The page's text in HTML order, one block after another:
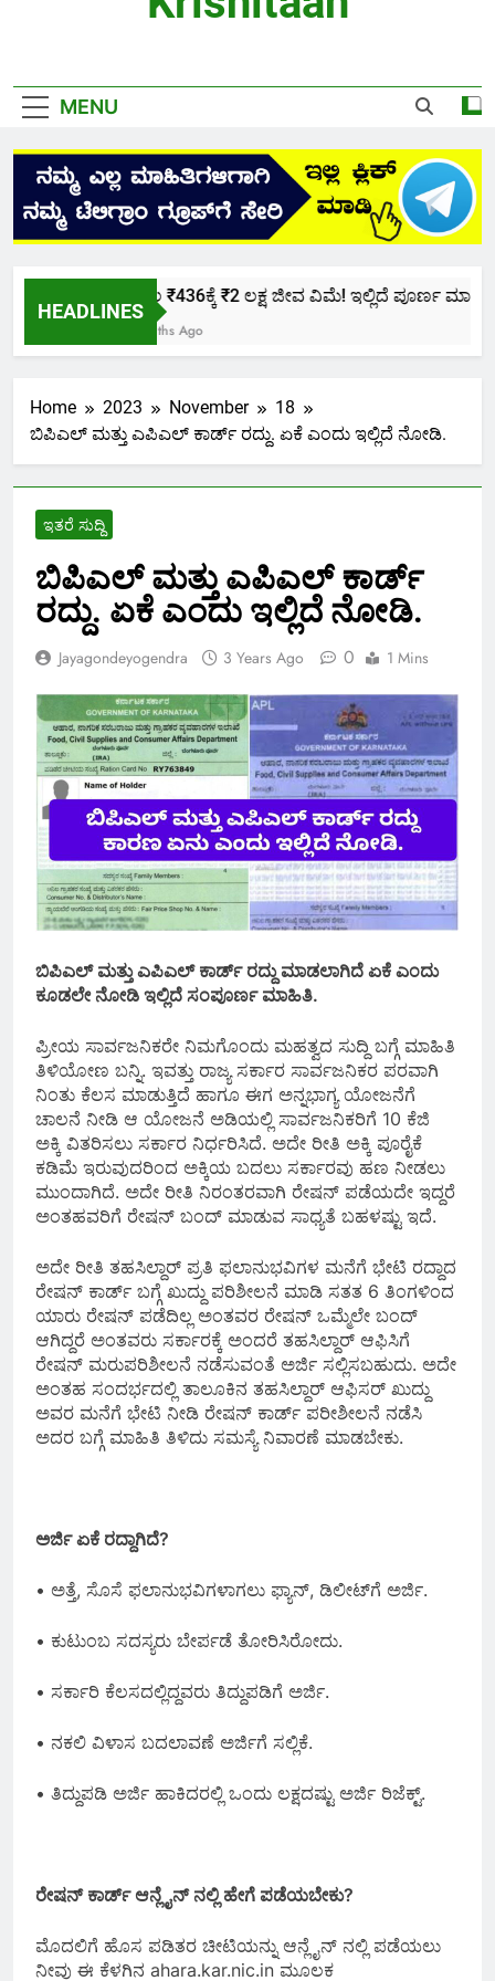
MENU
HEADLINES
ಕೇವಲ ₹436ಕ್ಕೆ ₹2 ಲಕ್ಷ ಜೀವ ವಿಮೆ! ಇಲ್ಲಿದೆ ಪೂರ್ಣ ಮಾಹಿತಿ.
2 Months Ago
Home 2023 November
18
ಬಿಪಿಎಲ್ ಮತ್ತು ಎಪಿಎಲ್ ಕಾರ್ಡ್ ರದ್ದು. ಏಕೆ ಎಂದು ಇಲ್ಲಿದೆ ನೋಡಿ.
ಇತರೆ ಸುದ್ದಿ
ಬಿಪಿಎಲ್ ಮತ್ತು ಎಪಿಎಲ್ ಕಾರ್ಡ್
ರದ್ದು. ಏಕೆ ಎಂದು ಇಲ್ಲಿದೆ ನೋಡಿ.
Jayagondeyogendra 3 Years Ago 0 1 Mins
ಬಿಪಿಎಲ್ ಮತ್ತು ಎಪಿಎಲ್ ಕಾರ್ಡ್ ರದ್ದು ಮಾಡಲಾಗಿದೆ ಏಕೆ ಎಂದು
ಕೂಡಲೇ ನೋಡಿ ಇಲ್ಲಿದೆ ಸಂಪೂರ್ಣ ಮಾಹಿತಿ.
ಪ್ರೀಯ ಸಾರ್ವಜನಿಕರೇ ನಿಮಗೊಂದು ಮಹತ್ವದ ಸುದ್ದಿ ಬಗ್ಗೆ ಮಾಹಿತಿ
ತಿಳಿಯೋಣ ಬನ್ನಿ. ಇವತ್ತು ರಾಜ್ಯ ಸರ್ಕಾರ ಸಾರ್ವಜನಿಕರ ಪರವಾಗಿ
ನಿಂತು ಕೆಲಸ ಮಾಡುತ್ತಿದೆ ಹಾಗೂ ಈಗ ಅನ್ನಭಾಗ್ಯ ಯೋಜನೆಗೆ
ಚಾಲನೆ ನೀಡಿ ಆ ಯೋಜನೆ ಅಡಿಯಲ್ಲಿ ಸಾರ್ವಜನಿಕರಿಗೆ 10 ಕೆಜಿ
ಅಕ್ಕಿ ವಿತರಿಸಲು ಸರ್ಕಾರ ನಿರ್ಧರಿಸಿದೆ. ಅದೇ ರೀತಿ ಅಕ್ಕಿ ಪೂರೈಕೆ
ಕಡಿಮೆ ಇರುವುದರಿಂದ ಅಕ್ಕಿಯ ಬದಲು ಸರ್ಕಾರವು ಹಣ ನೀಡಲು
ಮುಂದಾಗಿದೆ. ಅದೇ ರೀತಿ ನಿರಂತರವಾಗಿ ರೇಷನ್ ಪಡೆಯದೇ ಇದ್ದರೆ
ಅಂತಹವರಿಗೆ ರೇಷನ್ ಬಂದ್ ಮಾಡುವ ಸಾಧ್ಯತೆ ಬಹಳಷ್ಟು ಇದೆ.
ಅದೇ ರೀತಿ ತಹಸಿಲ್ದಾರ್ ಪ್ರತಿ ಫಲಾನುಭವಿಗಳ ಮನೆಗೆ ಭೇಟಿ ರದ್ದಾದ
ರೇಷನ್ ಕಾರ್ಡ್ ಬಗ್ಗೆ ಖುದ್ದು ಪರಿಶೀಲನೆ ಮಾಡಿ ಸತತ 6 ತಿಂಗಳಿಂದ
ಯಾರು ರೇಷನ್ ಪಡೆದಿಲ್ಲ ಅಂತವರ ರೇಷನ್ ಒಮ್ಮೆಲೇ ಬಂದ್
ಆಗಿದ್ದರೆ ಅಂತವರು ಸರ್ಕಾರಕ್ಕೆ ಅಂದರೆ ತಹಸಿಲ್ದಾರ್ ಆಫಿಸಿಗೆ
ರೇಷನ್ ಮರುಪರಿಶೀಲನೆ ನಡೆಸುವಂತೆ ಅರ್ಜಿ ಸಲ್ಲಿಸಬಹುದು. ಅದೇ
ಅಂತಹ ಸಂದರ್ಭದಲ್ಲಿ ತಾಲೂಕಿನ ತಹಸಿಲ್ದಾರ್ ಆಫಿಸರ್ ಖುದ್ದು
ಅವರ ಮನೆಗೆ ಭೇಟಿ ನೀಡಿ ರೇಷನ್ ಕಾರ್ಡ್ ಪರೀಶೀಲನೆ ನಡೆಸಿ
ಅದರ ಬಗ್ಗೆ ಮಾಹಿತಿ ತಿಳಿದು ಸಮಸ್ಯೆ ನಿವಾರಣೆ ಮಾಡಬೇಕು.
ಅರ್ಜಿ ಏಕೆ ರದ್ದಾಗಿದೆ?
• ಅತ್ತೆ, ಸೊಸೆ ಫಲಾನುಭವಿಗಳಾಗಲು ಫ್ಯಾನ್‌, ಡಿಲೀಟ್‌ಗೆ ಅರ್ಜಿ.
• ಕುಟುಂಬ ಸದಸ್ಯರು ಬೇರ್ಪಡೆ ತೋರಿಸಿರೋದು.
• ಸರ್ಕಾರಿ ಕೆಲಸದಲ್ಲಿದ್ದವರು ತಿದ್ದುಪಡಿಗೆ ಅರ್ಜಿ.
• ನಕಲಿ ವಿಳಾಸ ಬದಲಾವಣೆ ಅರ್ಜಿಗೆ ಸಲ್ಲಿಕೆ.
• ತಿದ್ದುಪಡಿ ಅರ್ಜಿ ಹಾಕಿದರಲ್ಲಿ ಒಂದು ಲಕ್ಷದಷ್ಟು ಅರ್ಜಿ ರಿಜೆಕ್ಟ್.
ರೇಷನ್ ಕಾರ್ಡ್ ಆನ್ಲೈನ್ ನಲ್ಲಿ ಹೇಗೆ ಪಡೆಯಬೇಕು?
ಮೊದಲಿಗೆ ಹೊಸ ಪಡಿತರ ಚೀಟಿಯನ್ನು ಆನ್ಲೈನ್ ನಲ್ಲಿ ಪಡೆಯಲು
ನೀವು ಈ ಕೆಳಗಿನ ahara.kar.nic.in ಮೂಲಕ